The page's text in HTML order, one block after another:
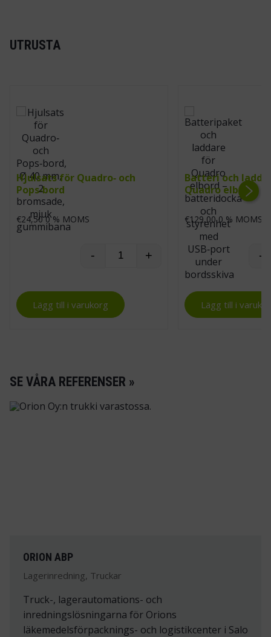
UTRUSTA
Hjulsats för Quadro‑ och
Pops‑bord
€24,50 0 % MOMS
Hjulsats för Quadro‑ och
- +
Lägg till i varukorg
Batteri och
Quadro elbord
€129,00 0 % MOMS
-
Lägg till i
SE VÅRA REFERENSER »
ORION ABP
Lagerinredning, Truckar
Truck-, lagerautomations- och
inredningslösningarna för Orions
läkemedelsförpacknings- och logistikcenter i Salo